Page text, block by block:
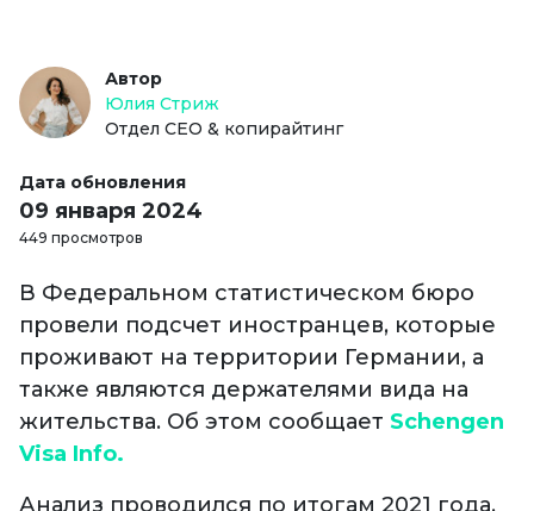
Автор
Юлия Стриж
Отдел СЕО & копирайтинг
Дата обновления
09 января 2024
449 просмотров
В Федеральном статистическом бюро
провели подсчет иностранцев, которые
проживают на территории Германии, а
также являются держателями вида на
жительства. Об этом сообщает Schengen
Visa Info.
Анализ проводился по итогам 2021 года.